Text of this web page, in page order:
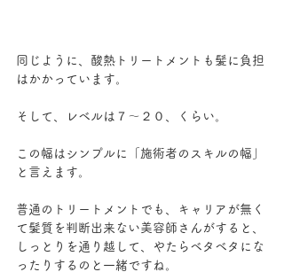
同じように、酸熱トリートメントも髪に負担
はかかっています。
そして、レベルは７～２０、くらい。
この幅はシンプルに「施術者のスキルの幅」
と言えます。
普通のトリートメントでも、キャリアが無く
て髪質を判断出来ない美容師さんがすると、
しっとりを通り越して、やたらベタベタにな
ったりするのと一緒ですね。